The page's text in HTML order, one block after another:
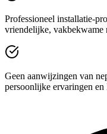
Professioneel
vriendelijke, vakbekwame
Geen aanwijzingen van
persoonlijke ervaringen